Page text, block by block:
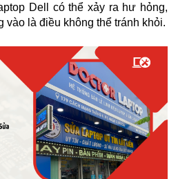
Dell có thể xảy ra hư hỏng,
vào là điều không thể tránh khỏi.